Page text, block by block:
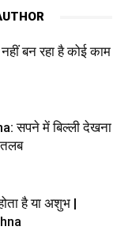
बन रहा है कोई काम
सपने में बिल्ली देखना
है या अशुभ |